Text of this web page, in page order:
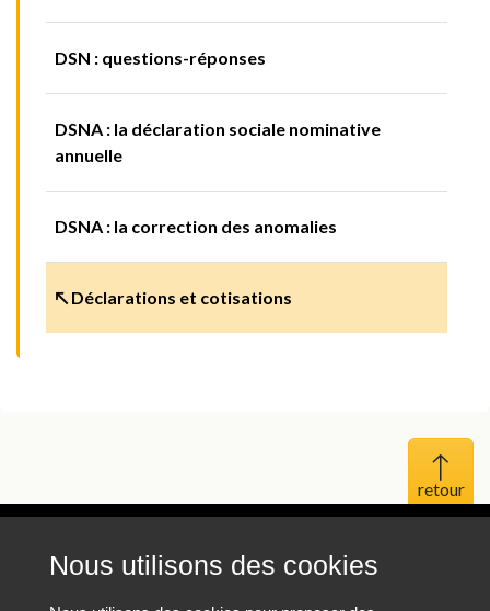
Nous utilisons des cookies
DSN : questions-réponses
DSNA : la déclaration sociale nominative
annuelle
DSNA : la correction des anomalies
↖ Déclarations et cotisations
Haut
Mentions légales